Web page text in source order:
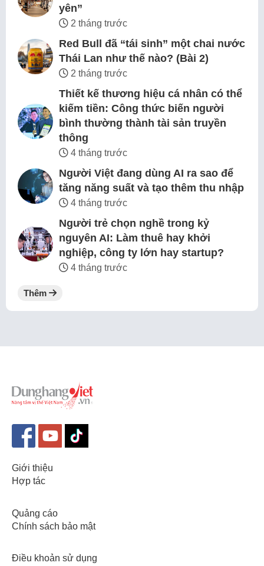
yên”
2 tháng trước
Red Bull đã “tái sinh” một chai nước
Thái Lan như thế nào? (Bài 2)
2 tháng trước
Thiết kế thương hiệu cá nhân có thể
kiếm tiền: Công thức biến người
bình thường thành tài sản truyền
thông
4 tháng trước
Người Việt đang dùng AI ra sao để
tăng năng suất và tạo thêm thu nhập
4 tháng trước
Người trẻ chọn nghề trong kỷ
nguyên AI: Làm thuê hay khởi
nghiệp, công ty lớn hay startup?
4 tháng trước
Thêm
Giới thiệu
Hợp tác
Quảng cáo
Chính sách bảo mật
Điều khoản sử dụng